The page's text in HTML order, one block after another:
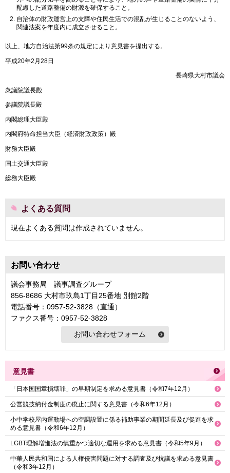
配慮した道路整備の財源を確保すること。
自治体の財政運営上の支障や住民生活での混乱が生じることのないよう、
関連法案を年度内に成立させること。
以上、地方自治法第99条の規定により意見書を提出する。
平成20年2月28日
長崎県大村市議会
衆議院議長殿
参議院議長殿
内閣総理大臣殿
内閣府特命担当大臣（経済財政政策）殿
財務大臣殿
国土交通大臣殿
総務大臣殿
よくある質問
現在よくある質問は作成されていません。
お問い合わせ
議会事務局 議事調査グループ
856-8686 大村市玖島1丁目25番地 別館2階
電話番号：0957-52-3828（直通）
ファクス番号：0957-52-3828
意見書
「日本国国章損壊罪」の早期制定を求める意見書（令和7年12月）
公営競技納付金制度の廃止に関する意見書（令和6年12月）
小中学校屋内運動場への空調設置に係る補助事業の期間延長及び促進を求
める意見書（令和6年12月）
LGBT理解増進法の慎重かつ適切な運用を求める意見書（令和5年9月）
中華人民共和国による人権侵害問題に対する調査及び抗議を求める意見書
（令和3年12月）